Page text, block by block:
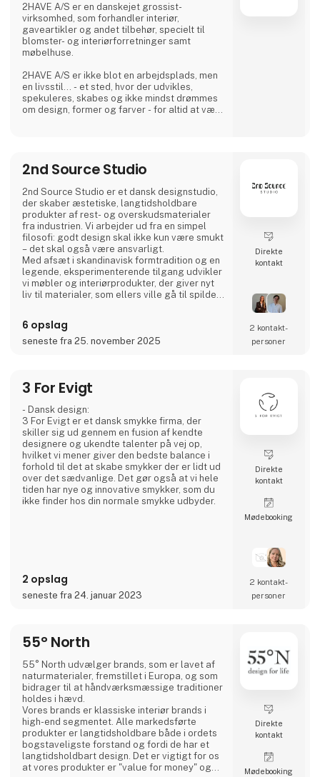
2HAVE A/S er en danskejet grossist-
virksomhed, som forhandler interiør,
gaveartikler og andet tilbehør, specielt til
blomster- og interiørforretninger samt
møbelhuse.
2HAVE A/S er ikke blot en arbejdsplads, men
en livsstil... - et sted, hvor der udvikles,
spekuleres, skabes og ikke mindst drømmes
om design, former og farver - for altid at være
2nd Source Studio
2nd Source Studio er et dansk designstudio,
der skaber æstetiske, langtidsholdbare
produkter af rest- og overskudsmaterialer
fra industrien. Vi arbejder ud fra en simpel
filosofi: godt design skal ikke kun være smukt
– det skal også være ansvarligt.
Med afsæt i skandinavisk formtradition og en
legende, eksperimenterende tilgang udvikler
vi møbler og interiørprodukter, der giver nyt
liv til materialer, som ellers ville gå til spilde.
gennemsigtighed og ærlighed er centrale
værdier.
6 opslag
seneste fra 25. november 2025
Direkte
kontakt
2 kontakt­
personer
3 For Evigt
- Dansk design:
3 For Evigt er et dansk smykke firma, der
skiller sig ud gennem en fusion af kendte
designere og ukendte talenter på vej op,
hvilket vi mener giver den bedste balance i
forhold til det at skabe smykker der er lidt ud
over det sædvanlige. Det gør også at vi hele
tiden har nye og innovative smykker, som du
ikke finder hos din normale smykke udbyder.
har rodfæste i dansk design og kvalitet.
2 opslag
seneste fra 24. januar 2023
Direkte
kontakt
Møde­booking
2 kontakt­
personer
55° North
55° North udvælger brands, som er lavet af
naturmaterialer, fremstillet i Europa, og som
bidrager til at håndværksmæssige traditioner
holdes i hævd.
Vores brands er klassiske interiør brands i
high-end segmentet. Alle markedsførte
produkter er langtidsholdbare både i ordets
bogstaveligste forstand og fordi de har et
langtidsholdbart design. Det er vigtigt for os
at vores produkter er "value for money" og
Direkte
kontakt
Møde­booking